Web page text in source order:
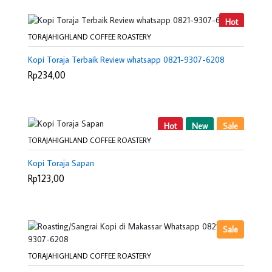
Hot
TORAJAHIGHLAND COFFEE ROASTERY
Kopi Toraja Terbaik Review whatsapp 0821-9307-6208
Rp234,00
Hot New Sale
TORAJAHIGHLAND COFFEE ROASTERY
Kopi Toraja Sapan
Rp123,00
Sale
TORAJAHIGHLAND COFFEE ROASTERY